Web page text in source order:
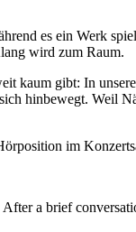
es ein Werk
wird zum Raum.
kaum gibt: In
hinbewegt. Weil
im
a brief